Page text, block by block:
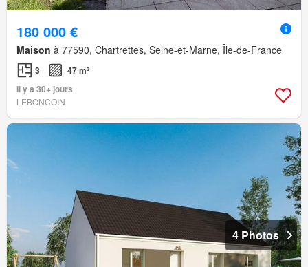
180 000 €
Maison à 77590, Chartrettes, Seine-et-Marne, Île-de-France
3
47 m²
Il y a 30+ jours
LEBONCOIN
4 Photos